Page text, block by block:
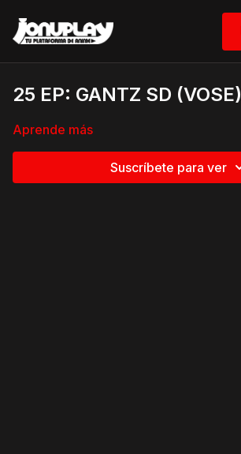
25 EP: GANTZ SD (VOSE)
Aprende más
Suscríbete para ver